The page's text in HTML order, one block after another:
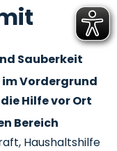
Sauberkeit
im Vordergrund
Hilfe vor Ort
Bereich
Haushaltshilfe